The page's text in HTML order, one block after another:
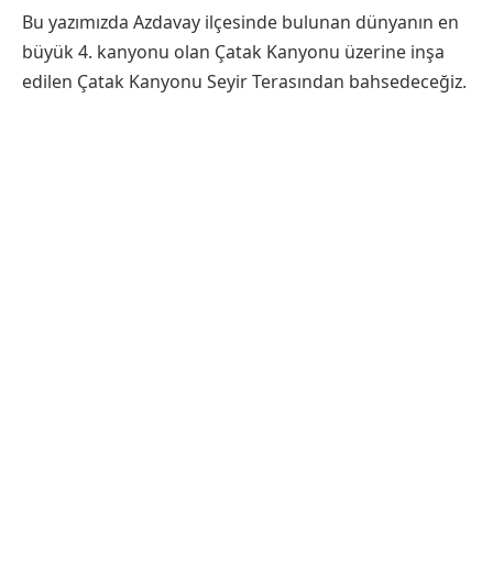
Bu yazımızda Azdavay ilçesinde bulunan dünyanın en
büyük 4. kanyonu olan Çatak Kanyonu üzerine inşa
edilen Çatak Kanyonu Seyir Terasından bahsedeceğiz.